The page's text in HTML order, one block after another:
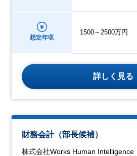
想定年収
1500～2500万円
詳しく見る
財務会計（部長候補）
株式会社Works Human Intelligence